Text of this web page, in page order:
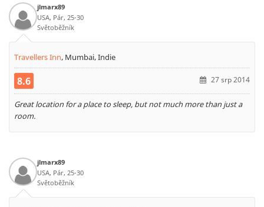
jlmarx89
USA, Pár, 25-30
Světoběžník
Travellers Inn, Mumbai, Indie
8.6 27 srp 2014
Great location for a place to sleep, but not much more than just a
room.
jlmarx89
USA, Pár, 25-30
Světoběžník